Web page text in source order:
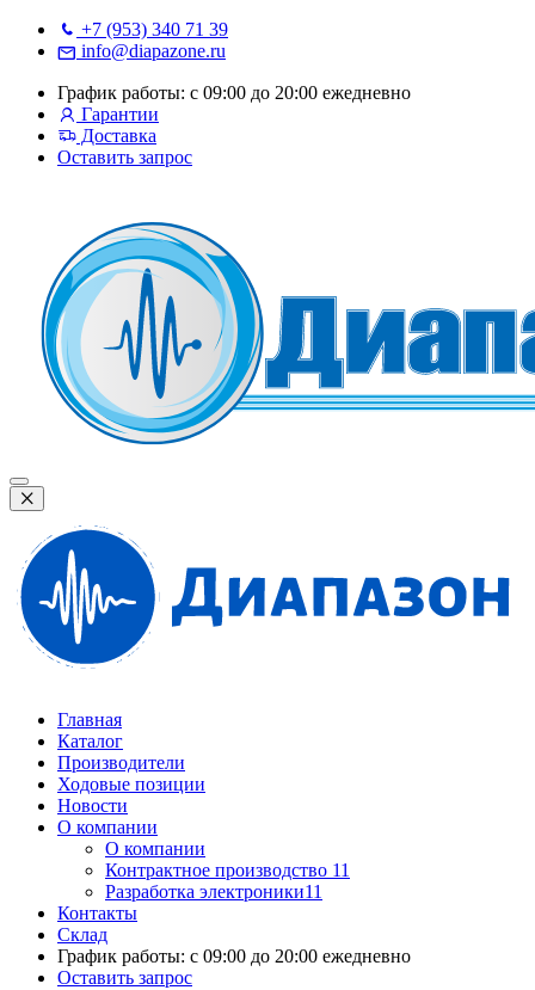
+7 (953) 340 71 39
info@diapazone.ru
График работы: с 09:00 до 20:00 ежедневно
Гарантии
Доставка
Оставить запрос
Главная
Каталог
Производители
Ходовые позиции
Новости
О компании
О компании
Контрактное производство 11
Разработка электроники11
Контакты
Склад
График работы: с 09:00 до 20:00 ежедневно
Оставить запрос